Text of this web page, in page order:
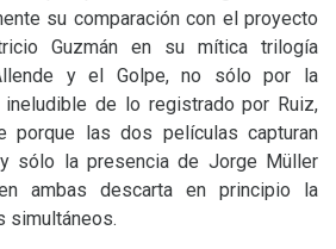
su comparación con el proyecto
Guzmán en su mítica trilogía
y el Golpe, no sólo por la
ineludible de lo registrado por Ruiz,
porque las dos películas capturan
sólo la presencia de Jorge Müller
ambas descarta en principio la
simultáneos.